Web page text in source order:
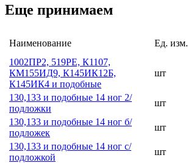
Еще принимаем
Наименование Ед. изм.
1002ПР2, 519РЕ, К1107,
КМ155ИД9, К145ИК12Б,
К145ИК4 и подобные
шт
130,133 и подобные 14 ног 2/
подложки
шт
130,133 и подобные 14 ног б/
подложек
шт
130,133 и подобные 14 ног с/
подложкой
шт